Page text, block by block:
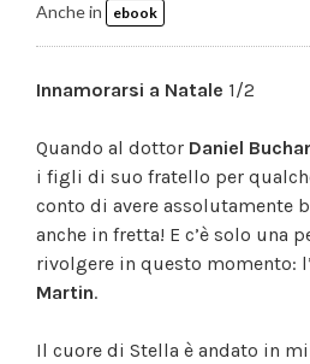
Anche in ebook
Innamorarsi a Natale 1/2
Quando al dottor Daniel
i figli di suo fratello per
conto di avere assolutamente
anche in fretta! E c’è solo una
rivolgere in questo momento:
Martin.
Il cuore di Stella è andato in